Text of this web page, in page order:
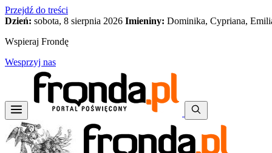
Przejdź do treści
Dzień: sobota, 8 sierpnia 2026 Imieniny: Dominika, Cypriana,
Wspieraj Frondę
Wesprzyj nas